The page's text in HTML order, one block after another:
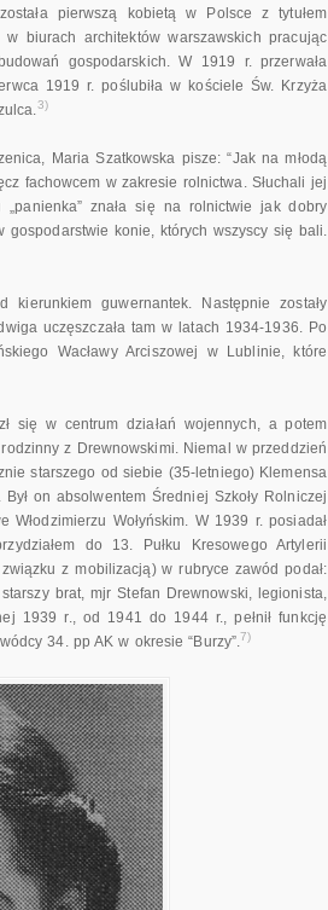
pierwszą kobietą w Polsce z tytułem
biurach architektów warszawskich pracując
gospodarskich. W 1919 r. przerwała
1919 r. poślubiła w kościele Św. Krzyża
3)
Maria Szatkowska pisze: “Jak na młodą
fachowcem w zakresie rolnictwa. Słuchali jej
znała się na rolnictwie jak dobry
gospodarstwie konie, których wszyscy się bali.
guwernantek. Następnie zostały
uczęszczała tam w latach 1934-1936. Po
Wacławy Arciszowej w Lublinie, które
się w centrum działań wojennych, a potem
z Drewnowskimi. Niemal w przeddzień
starszego od siebie (35-letniego) Klemensa
on absolwentem Średniej Szkoły Rolniczej
Wołyńskim. W 1939 r. posiadał
do 13. Pułku Kresowego Artylerii
z mobilizacją) w rubryce zawód podał:
brat, mjr Stefan Drewnowski, legionista,
1939 r., od 1941 do 1944 r., pełnił funkcję
34. pp AK w okresie “Burzy”.7)